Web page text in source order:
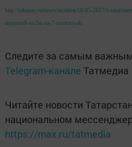
http://inkazan.ru/news/incident/16-05-2017/v-
ustanovili-esche-na-7-territoriyah
Следите за самым
Telegram-канале Татмедиа
Читайте новости
национальном
https://max.ru/tatmedia